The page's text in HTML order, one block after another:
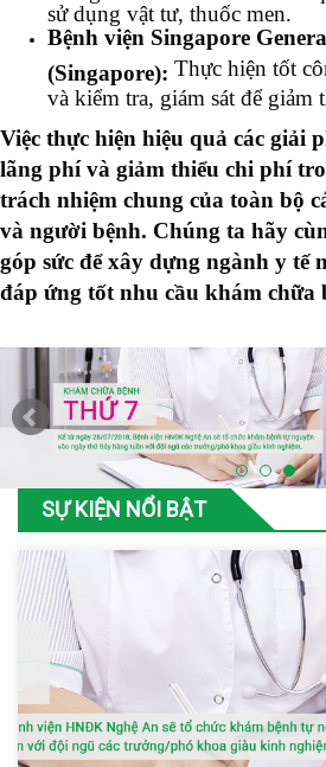
sử dụng vật tư, thuốc men.
Bệnh viện Singapore
(Singapore): Thực hiện tốt
và kiểm tra, giám sát để giảm
Việc thực hiện hiệu quả các giải
lãng phí và giảm thiểu chi phí
trách nhiệm chung của toàn bộ
và người bệnh. Chúng ta hãy
góp sức để xây dựng ngành y tế
đáp ứng tốt nhu cầu khám chữa
SỰ KIỆN NỔI BẬT